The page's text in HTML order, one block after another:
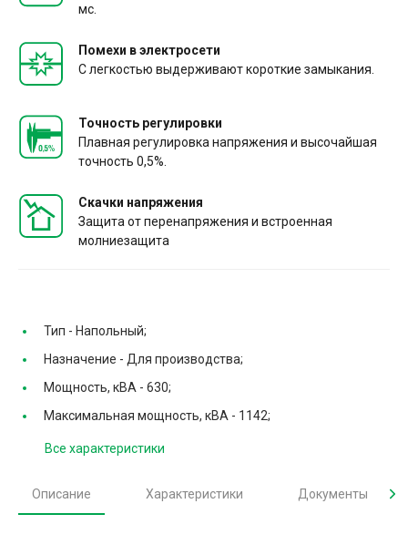
мс.
Помехи в электросети
С легкостью выдерживают короткие замыкания.
Точность регулировки
Плавная регулировка напряжения и высочайшая
точность 0,5%.
Скачки напряжения
Защита от перенапряжения и встроенная
молниезащита
Тип - Напольный;
Назначение - Для производства;
Мощность, кВА - 630;
Максимальная мощность, кВА - 1142;
Все характеристики
Описание Характеристики Документы